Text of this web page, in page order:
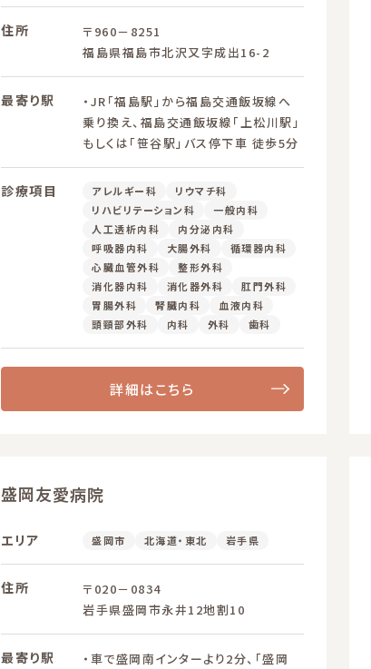
住所
〒960－8251
福島県福島市北沢又字成出16-2
最寄り駅
・JR「福島駅」から福島交通飯坂線へ
乗り換え、福島交通飯坂線「上松川駅」
もしくは「笹谷駅」バス停下車 徒歩5分
診療項目 アレルギー科
リウマチ科
リハビリテーション科
一般内科
人工透析内科
内分泌内科
呼吸器内科
大腸外科
循環器内科
心臓血管外科
整形外科
消化器内科
消化器外科
肛門外科
胃腸外科
腎臓内科
血液内科
頭頸部外科
内科 外科 歯科
詳細はこちら
盛岡友愛病院
エリア 盛岡市 北海道・東北 岩手県
住所
〒020－0834
岩手県盛岡市永井12地割10
最寄り駅
・車で盛岡南インターより2分、「盛岡